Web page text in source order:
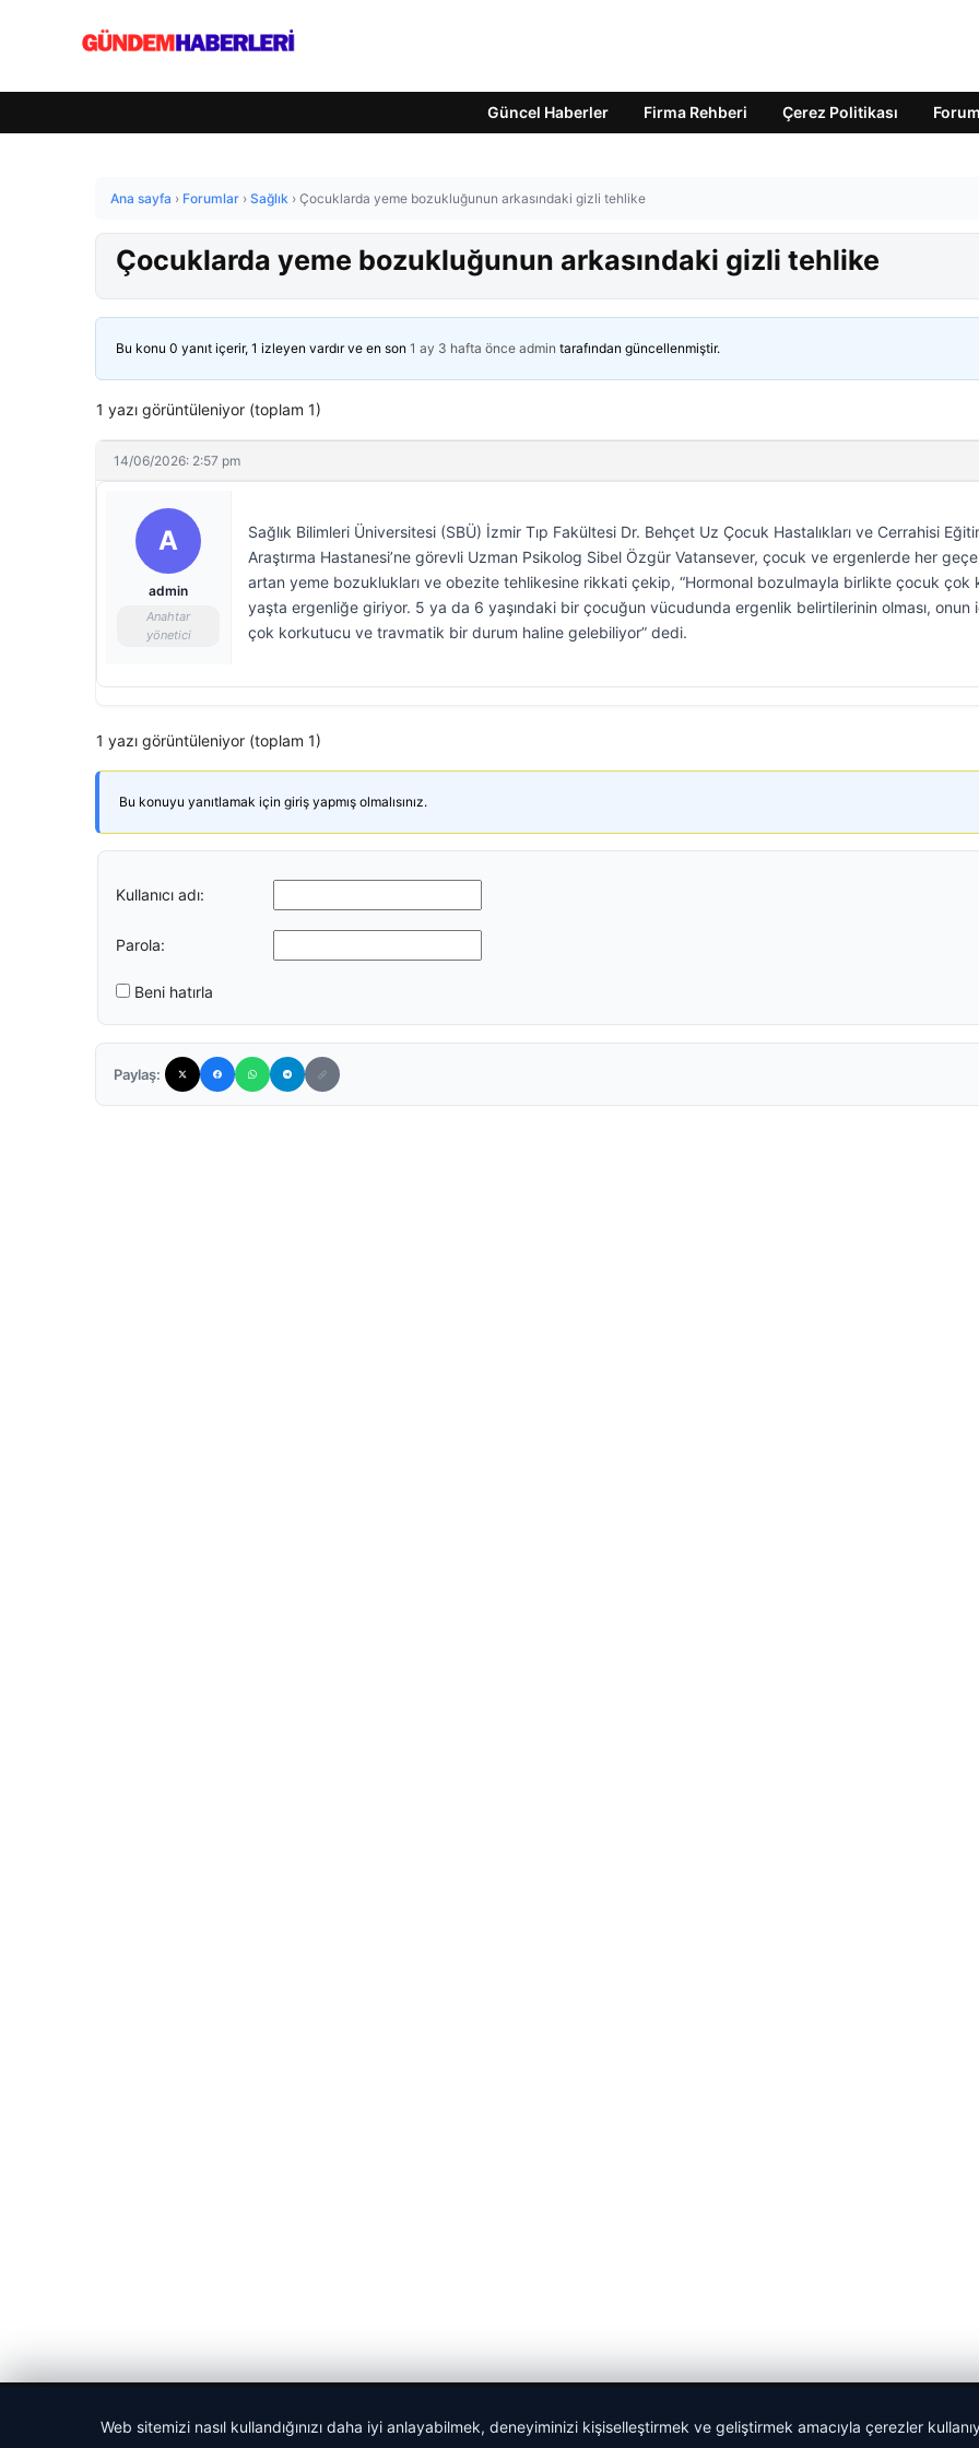
Güncel Haberler Firma Rehberi Çerez Politikası Forum
Ana sayfa › Forumlar › Sağlık › Çocuklarda yeme bozukluğunun arkasındaki gizli tehlike
Çocuklarda yeme bozukluğunun arkasındaki gizli tehlike
Bu konu 0 yanıt içerir, 1 izleyen vardır ve en son 1 ay 3 hafta önce admin tarafından güncellenmiştir.
1 yazı görüntüleniyor (toplam 1)
14/06/2026: 2:57 pm
A
admin
Anahtar
yönetici
Sağlık Bilimleri Üniversitesi (SBÜ) İzmir Tıp Fakültesi Dr. Behçet Uz Çocuk Hastalıkları ve Cerrahisi
Araştırma Hastanesi’ne görevli Uzman Psikolog Sibel Özgür Vatansever, çocuk ve ergenlerde her
artan yeme bozuklukları ve obezite tehlikesine rikkati çekip, “Hormonal bozulmayla birlikte çocuk çok
yaşta ergenliğe giriyor. 5 ya da 6 yaşındaki bir çocuğun vücudunda ergenlik belirtilerinin olması, onun
çok korkutucu ve travmatik bir durum haline gelebiliyor” dedi.
1 yazı görüntüleniyor (toplam 1)
Bu konuyu yanıtlamak için giriş yapmış olmalısınız.
Kullanıcı adı:
Parola:
Beni hatırla
Paylaş:
Web sitemizi nasıl kullandığınızı daha iyi anlayabilmek, deneyiminizi kişiselleştirmek ve geliştirmek amacıyla çerezler